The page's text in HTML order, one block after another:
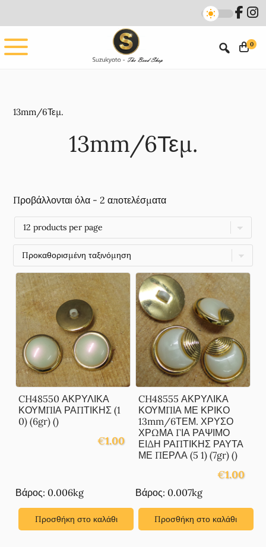
main
content
footer
0
13mm/6Τεμ.
13mm/6Τεμ.
Προβάλλονται όλα - 2 αποτελέσματα
CH48550 ΑΚΡΥΛΙΚΑ
ΚΟΥΜΠΙΑ ΡΑΠΤΙΚΗΣ (1
0) (6gr) ()
€1.00
Βάρος: 0.006kg
Προσθήκη στο καλάθι
CH48555 ΑΚΡΥΛΙΚΑ
ΚΟΥΜΠΙΑ ΜΕ ΚΡΙΚΟ
13mm/6ΤΕΜ. ΧΡΥΣΟ
ΧΡΩΜΑ ΓΙΑ ΡΑΨΙΜΟ
ΕΙΔΗ ΡΑΠΤΙΚΗΣ ΡΑΥΤΑ
ΜΕ ΠΕΡΛΑ (5 1) (7gr) ()
€1.00
Βάρος: 0.007kg
Προσθήκη στο καλάθι